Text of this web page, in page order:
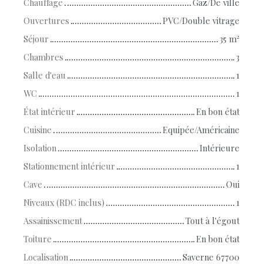
Chauffage
Gaz/De ville
Ouvertures
PVC/Double vitrage
Séjour
35 m²
Chambres
3
Salle d'eau
1
WC
1
État intérieur
En bon état
Cuisine
Equipée/Américaine
Isolation
Intérieure
Stationnement intérieur
1
Cave
Oui
Niveaux (RDC inclus)
1
Assainissement
Tout à l'égout
Toiture
En bon état
Localisation
Saverne 67700